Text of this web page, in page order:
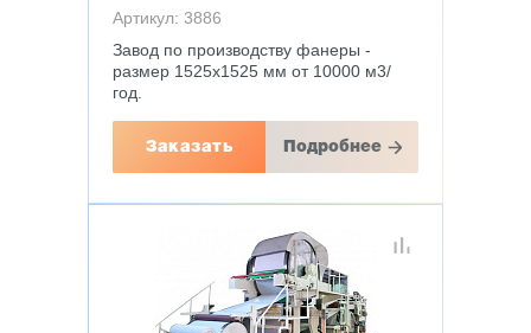
Артикул: 3886
Завод по производству фанеры -
размер 1525x1525 мм от 10000 м3/
год.
Заказать Подробнее